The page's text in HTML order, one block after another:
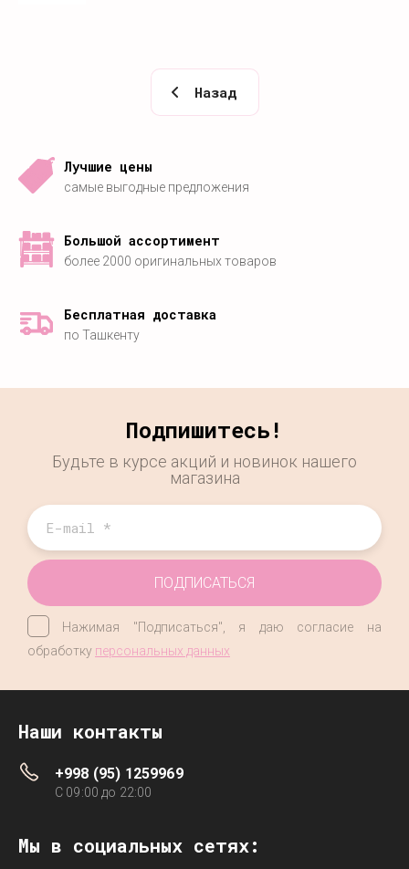
Назад
Лучшие цены
самые выгодные предложения
Большой ассортимент
более 2000 оригинальных товаров
Бесплатная доставка
по Ташкенту
Подпишитесь!
Будьте в курсе акций и новинок нашего
магазина
Нажимая "Подписаться", я даю согласие на
обработку персональных данных
ПОДПИСАТЬСЯ
Наши контакты
+998 (95) 1259969
C 09:00 до 22:00
Мы в социальных сетях: